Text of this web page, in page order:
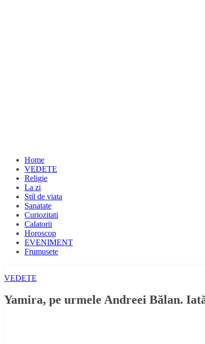
Home
VEDETE
Religie
La zi
Stil de viata
Sanatate
Curiozitati
Calatorii
Horoscop
EVENIMENT
Frumusete
VEDETE
Yamira, pe urmele Andreei Bălan.